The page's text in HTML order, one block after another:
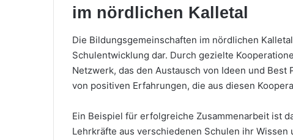
im nördlichen Kalletal
Die Bildungsgemeinschaften im nördlichen
Schulentwicklung dar. Durch gezielte
Netzwerk, das den Austausch von Ideen und
von positiven Erfahrungen, die aus diesen
Ein Beispiel für erfolgreiche Zusammenarbeit ist
Lehrkräfte aus verschiedenen Schulen ihr